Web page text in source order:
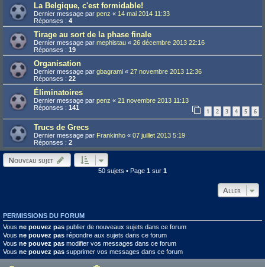
La Belgique, c'est formidable!
Dernier message par penz « 14 mai 2014 11:33
Réponses : 4
Tirage au sort de la phase finale
Dernier message par mephistau « 26 décembre 2013 22:16
Réponses : 19
Organisation
Dernier message par gbagrami « 27 novembre 2013 12:36
Réponses : 22
Éliminatoires
Dernier message par penz « 21 novembre 2013 11:13
Réponses : 141 1 2 3 4 5 6
Trucs de Grecs
Dernier message par Frankinho « 07 juillet 2013 5:19
Réponses : 2
Nouveau sujet
50 sujets • Page 1 sur 1
Aller
PERMISSIONS DU FORUM
Vous ne pouvez pas publier de nouveaux sujets dans ce forum
Vous ne pouvez pas répondre aux sujets dans ce forum
Vous ne pouvez pas modifier vos messages dans ce forum
Vous ne pouvez pas supprimer vos messages dans ce forum